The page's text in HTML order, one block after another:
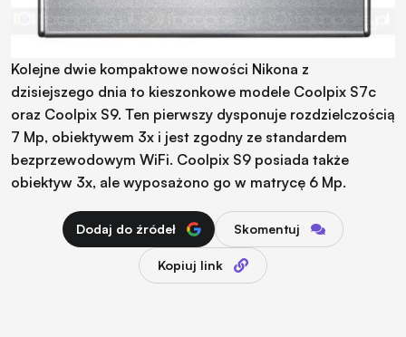
Kolejne dwie kompaktowe nowości Nikona z
dzisiejszego dnia to kieszonkowe modele Coolpix S7c
oraz Coolpix S9. Ten pierwszy dysponuje rozdzielczością
7 Mp, obiektywem 3x i jest zgodny ze standardem
bezprzewodowym WiFi. Coolpix S9 posiada także
obiektyw 3x, ale wyposażono go w matrycę 6 Mp.
Dodaj do źródeł Skomentuj
Kopiuj link